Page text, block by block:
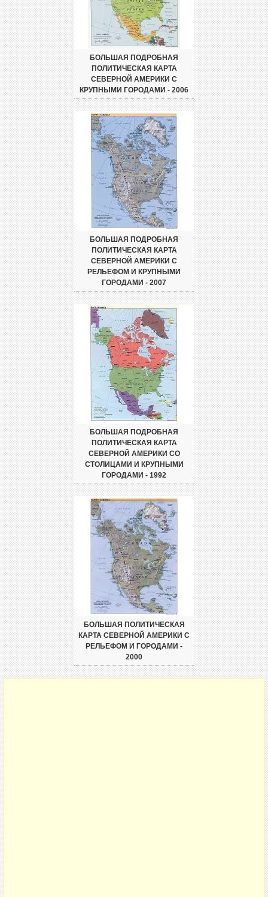
БОЛЬШАЯ ПОДРОБНАЯ
ПОЛИТИЧЕСКАЯ КАРТА
СЕВЕРНОЙ АМЕРИКИ С
КРУПНЫМИ ГОРОДАМИ - 2006
БОЛЬШАЯ ПОДРОБНАЯ
ПОЛИТИЧЕСКАЯ КАРТА
СЕВЕРНОЙ АМЕРИКИ С
РЕЛЬЕФОМ И КРУПНЫМИ
ГОРОДАМИ - 2007
БОЛЬШАЯ ПОДРОБНАЯ
ПОЛИТИЧЕСКАЯ КАРТА
СЕВЕРНОЙ АМЕРИКИ СО
СТОЛИЦАМИ И КРУПНЫМИ
ГОРОДАМИ - 1992
БОЛЬШАЯ ПОЛИТИЧЕСКАЯ
КАРТА СЕВЕРНОЙ АМЕРИКИ С
РЕЛЬЕФОМ И ГОРОДАМИ -
2000